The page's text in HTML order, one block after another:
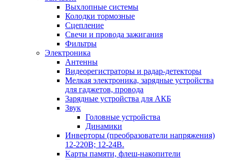
Выхлопные системы
Колодки тормозные
Сцепление
Свечи и провода зажигания
Фильтры
Электроника
Антенны
Видеорегистраторы и радар-детекторы
Мелкая электроника, зарядные устройства
для гаджетов, провода
Зарядные устройства для АКБ
Звук
Головные устройства
Динамики
Инверторы (преобразователи напряжения)
12-220В; 12-24В.
Карты памяти, флеш-накопители